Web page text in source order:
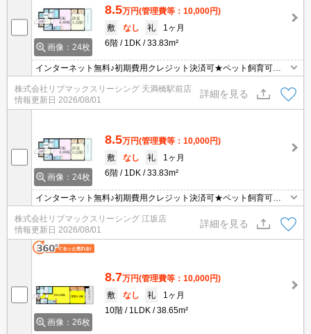
画像：24枚
8.5万円(管理費等：10,000円)
敷
なし 礼
1ヶ月
6階
1DK 33.83m²
インターネット無料♪初期費用クレジット決済可★ペット飼育可
（犬・猫）★弊社は天満橋駅前店、新大阪駅前店、梅田店、江坂
店、四ツ橋店ご希望の店舗でご対応可能です★女性スタッフ・ベテ
ランスタッフ在籍★何でもご相談ください。内見代行・写真撮影/動
画撮影/WEB契約等来店不要でご契約可能です。
株式会社リブマックスリーシング 天満橋駅前店
情報更新日 2026/08/01
詳細を見る
画像：24枚
8.5万円(管理費等：10,000円)
敷
なし 礼
1ヶ月
6階
1DK 33.83m²
インターネット無料♪初期費用クレジット決済可★ペット飼育可
（犬・猫）★弊社は天満橋駅前店、新大阪駅前店、梅田店、江坂
店、四ツ橋店ご希望の店舗でご対応可能です★女性スタッフ・ベテ
ランスタッフ在籍★何でもご相談ください。内見代行・写真撮影/動
画撮影/WEB契約等来店不要でご契約可能です。
株式会社リブマックスリーシング 江坂店
情報更新日 2026/08/01
詳細を見る
画像：26枚
8.7万円(管理費等：10,000円)
敷
なし 礼
1ヶ月
10階
1LDK 38.65m²